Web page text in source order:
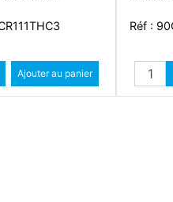
Quantité
Augmenter quantité
quantité
Ajouter au panier
Réf :